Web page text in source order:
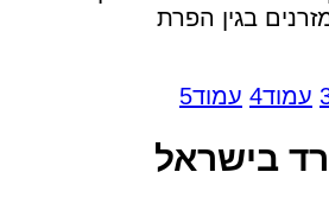
בגין הפרת
עמוד4 עמוד5
בישראל